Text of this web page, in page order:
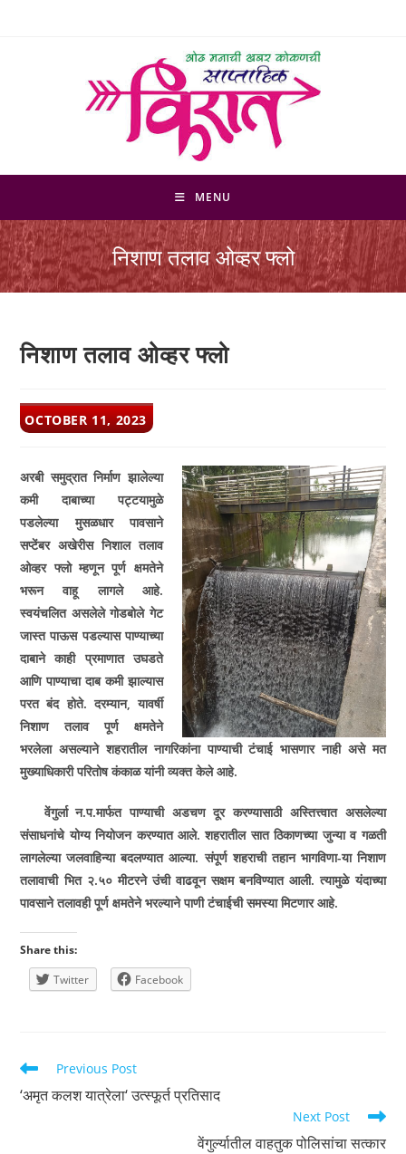
MENU
निशाण तलाव ओव्हर फ्लो
निशाण तलाव ओव्हर फ्लो
POST
PUBLISHED:
OCTOBER 11, 2023
अरबी समुद्रात निर्माण झालेल्या
कमी दाबाच्या पट्टयामुळे
पडलेल्या मुसळधार पावसाने
सप्टेंबर अखेरीस निशाल तलाव
ओव्हर फ्लो म्हणून पूर्ण क्षमतेने
भरून वाहू लागले आहे.
स्वयंचलित असलेले गोडबोले गेट
जास्त पाऊस पडल्यास पाण्याच्या
दाबाने काही प्रमाणात उघडते
आणि पाण्याचा दाब कमी झाल्यास
परत बंद होते. दरम्यान,यावर्षी
निशाण तलाव पूर्ण क्षमतेने
भरलेला असल्याने शहरातील नागरिकांना पाण्याची टंचाई भासणार नाही असे मत
मुख्याधिकारी परितोष कंकाळ यांनी व्यक्त केले आहे.
वेंगुर्ला न.प.मार्फत पाण्याची अडचण दूर करण्यासाठी अस्तित्त्वात असलेल्या
संसाधनांचे योग्य नियोजन करण्यात आले. शहरातील सात ठिकाणच्या जुन्या व गळती
लागलेल्या जलवाहिन्या बदलण्यात आल्या. संपूर्ण शहराची तहान भागविणा­-या निशाण
तलावाची भित २.५० मीटरने उंची वाढवून सक्षम बनविण्यात आली. त्यामुळे यंदाच्या
पावसाने तलावही पूर्ण क्षमतेने भरल्याने पाणी टंचाईची समस्या मिटणार आहे.
Share this:
Twitter
Facebook
Read
articles
Previous Post
‘अमृत कलश यात्रेला‘ उत्स्फूर्त प्रतिसाद
Next Post
वेंगुर्ल्यातील वाहतुक पोलिसांचा सत्कार